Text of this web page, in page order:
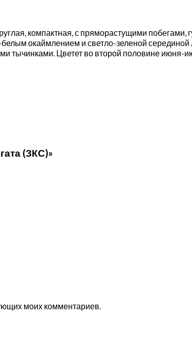
компактная, с пряморастущими
окаймлением и светло-зеленой
тычинками. Цветет во второй половине июня-
(ЗКС)»
моих комментариев.